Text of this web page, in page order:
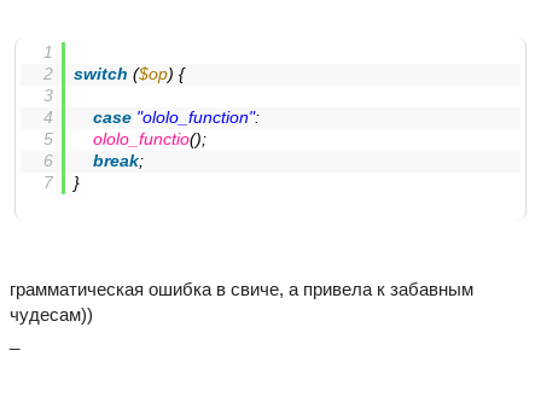
switch ($op) {
case "ololo_function":
ololo_functio();
break;
}
грамматическая ошибка в свиче, а привела к забавным
чудесам))